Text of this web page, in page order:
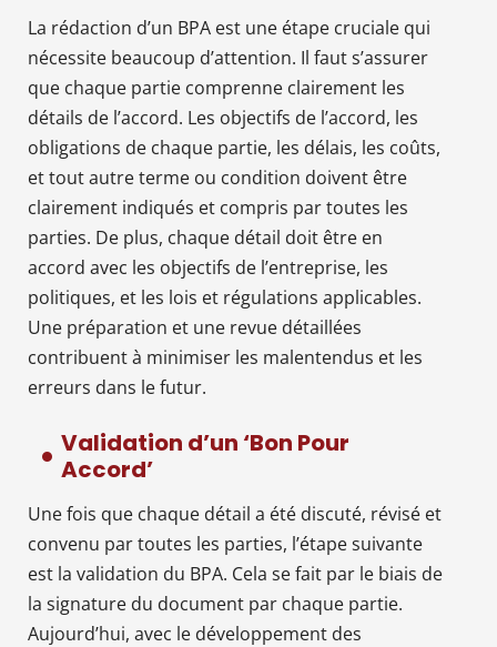
La rédaction d’un BPA est une étape cruciale qui
nécessite beaucoup d’attention. Il faut s’assurer
que chaque partie comprenne clairement les
détails de l’accord. Les objectifs de l’accord, les
obligations de chaque partie, les délais, les coûts,
et tout autre terme ou condition doivent être
clairement indiqués et compris par toutes les
parties. De plus, chaque détail doit être en
accord avec les objectifs de l’entreprise, les
politiques, et les lois et régulations applicables.
Une préparation et une revue détaillées
contribuent à minimiser les malentendus et les
erreurs dans le futur.
Validation d’un ‘Bon Pour
Accord’
Une fois que chaque détail a été discuté, révisé et
convenu par toutes les parties, l’étape suivante
est la validation du BPA. Cela se fait par le biais de
la signature du document par chaque partie.
Aujourd’hui, avec le développement des